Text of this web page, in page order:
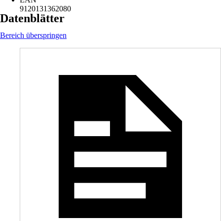
9120131362080
Datenblätter
Bereich überspringen